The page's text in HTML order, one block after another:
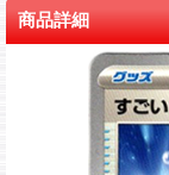
商品詳細